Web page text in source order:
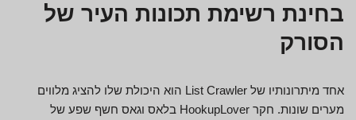
בחינת רשימת תכונות העיר של
הסורק
אחד מיתרונותיו של List Crawler הוא היכולת שלו להציג מלווים
מערים שונות. חקר HookupLover בלאס וגאס חשף שפע של